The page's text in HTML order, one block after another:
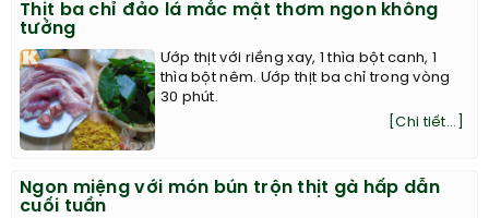
Thịt ba chỉ đảo lá mắc mật thơm ngon không
tưởng
Ướp thịt với riềng xay, 1 thìa bột canh, 1
thìa bột nêm. Ướp thịt ba chỉ trong vòng
30 phút.
[Chi tiết...]
Ngon miệng với món bún trộn thịt gà hấp dẫn
cuối tuần